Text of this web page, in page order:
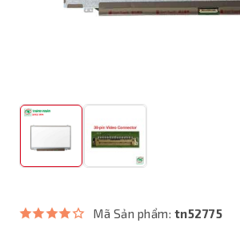
Mã Sản phẩm: tn52775